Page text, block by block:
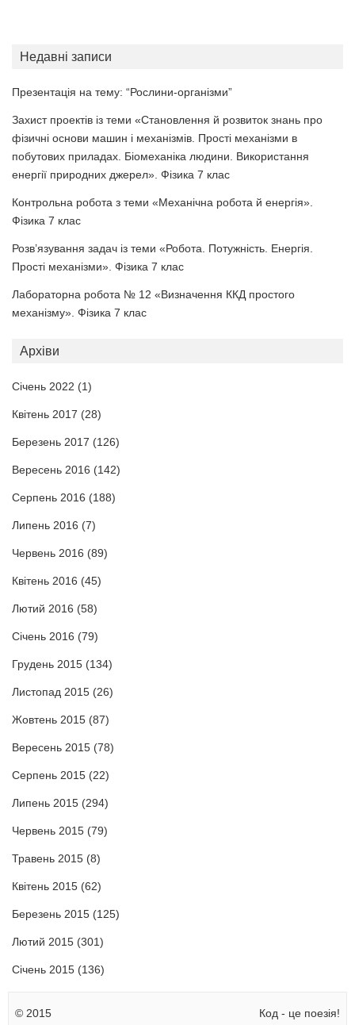
Недавні записи
Презентація на тему: “Рослини-організми”
Захист проектів із теми «Становлення й розвиток знань про
фізичні основи машин і механізмів. Прості механізми в
побутових приладах. Біомеханіка людини. Використання
енергії природних джерел». Фізика 7 клас
Контрольна робота з теми «Механічна робота й енергія».
Фізика 7 клас
Розв’язування задач із теми «Робота. Потужність. Енергія.
Прості механізми». Фізика 7 клас
Лабораторна робота № 12 «Визначення ККД простого
механізму». Фізика 7 клас
Архіви
Січень 2022 (1)
Квітень 2017 (28)
Березень 2017 (126)
Вересень 2016 (142)
Серпень 2016 (188)
Липень 2016 (7)
Червень 2016 (89)
Квітень 2016 (45)
Лютий 2016 (58)
Січень 2016 (79)
Грудень 2015 (134)
Листопад 2015 (26)
Жовтень 2015 (87)
Вересень 2015 (78)
Серпень 2015 (22)
Липень 2015 (294)
Червень 2015 (79)
Травень 2015 (8)
Квітень 2015 (62)
Березень 2015 (125)
Лютий 2015 (301)
Січень 2015 (136)
© 2015 Код - це поезія!